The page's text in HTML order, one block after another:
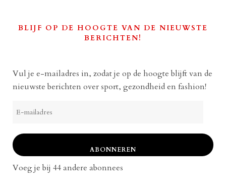
BLIJF OP DE HOOGTE VAN DE NIEUWSTE
BERICHTEN!
Vul je e-mailadres in, zodat je op de hoogte blijft van de
nieuwste berichten over sport, gezondheid en fashion!
mailadres
ABONNEREN
Voeg je bij 44 andere abonnees